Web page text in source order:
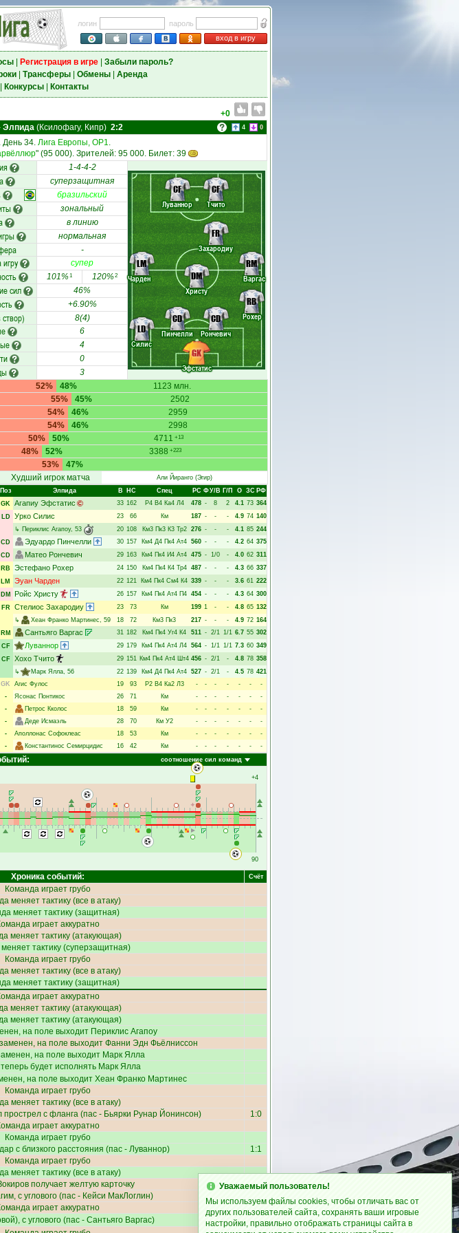
логин
пароль
вход в игру
| Регистрация в игре| Забыли пароль?
| Трансферы| Обмены| Аренда
Конкурсы| Контакты
+0
Элпида(Ксилофагу, Кипр) 2:2 4 0
День 34. Лига Европы, ОР1.
" (95 000). Зрителей: 95 000. Билет: 39
1-4-4-2
Эфстатис
Силис
Пинчелли Рончевич
Рохер
Чарден
Христу
Захародиу
Варгас
Луваннор Тчито
GK
LD
CD CD
RB
LM
DM
FR
RM
CF CF
суперзащитная
бразильский
зональный
в линию
нормальная
-
супер
101%1 120%2
сил
46%
+6.90%
8(4)
6
4
0
3
52% 1123 млн.
48%
55% 2502
45%
54% 2959
46%
54% 2998
46%
50% 4711 +13
50%
48% 3388 +223
52%
53%
47%
Худший игрок матча Али Йиранго (Эгир)
Поз Элпида В НC Спец РC ФУ/В Г/П О ЗС РФ
GK Агапиу Эфстатис 33 162 Р4 В4 Ка4 Л4 478 - 8 2 4.1 73 364
LD
Урко Силис 23 66 Км 187 - - - 4.9 74 140
↳ Периклис Агапоу, 53 20 108 Км3 Пк3 К3 Тр2 276 - - - 4.1 85 244
CD
Эдуардо Пинчелли 30 157 Км4 Д4 Пк4 Ат4 560 - - - 4.2 64 375
CD
Матео Рончевич 29 163 Км4 Пк4 И4 Ат4 475 - 1/0 - 4.0 62 311
RB
Эстефано Рохер 24 150 Км4 Пк4 К4 Тр4 487 - - - 4.3 66 337
LM
Эуан Чарден 22 121 Км4 Пк4 См4 К4 339 - - - 3.6 61 222
DM
Ройс Христу 26 157 Км4 Пк4 Ат4 П4 454 - - - 4.3 64 300
FR
Стелиос Захародиу 23 73 Км 199 1 - - 4.8 65 132
↳
Хеан Франко Мартинес, 59 18 72 Км3 Пк3 217 - - - 4.9 72 164
RM
Сантьяго Варгас 31 182 Км4 Пк4 Уг4 К4 511 - 2/1 1/1 6.7 55 302
CF
Луваннор 29 179 Км4 Пк4 Ат4 Л4 564 - 1/1 1/1 7.3 60 349
CF
Хохо Тчито 29 151 Км4 Пк4 Ат4 Шт4 456 - 2/1 - 4.8 78 358
↳
Марк Ялла, 56 22 139 Км4 Д4 Пк4 Ат4 527 - 2/1 - 4.5 78 421
GK
Агис Фулос 19 93 Р2 В4 Ка2 Л3 - - - - - -
-
-
Ясонас Понтикос 26 71 Км - - - - - -
-
-
Петрос Кколос 18 59 Км - - - - - -
-
-
Деде Исмаэль 28 70 Км У2 - - - - - -
-
-
Аполлонас Софоклеас 18 53 Км - - - - - -
-
-
Константинос Семирцидис 16 42 Км - - - - - -
-
соотношение сил команд
+4
90
Хроника событий: Счёт
Команда играет грубо
меняет тактику (все в атаку)
меняет тактику (защитная)
играет аккуратно
меняет тактику (атакующая)
тактику (суперзащитная)
Команда играет грубо
меняет тактику (все в атаку)
меняет тактику (защитная)
играет аккуратно
меняет тактику (атакующая)
меняет тактику (атакующая)
на поле выходит Периклис Агапоу
заменен, на поле выходит Фанни Эдн Фьёлниссон
на поле выходит Марк Ялла
будет исполнять Марк Ялла
на поле выходит Хеан Франко Мартинес
Команда играет грубо
меняет тактику (все в атаку)
прострел с фланга (пас - Бьярки Рунар Йонинсон) 1:0
играет аккуратно
Команда играет грубо
с близкого расстояния (пас - Луваннор) 1:1
Команда играет грубо
меняет тактику (все в атаку)
получает желтую карточку
, с углового (пас - Кейси МакЛоглин)
играет аккуратно
с углового (пас - Сантьяго Варгас) 2:2
Уважаемый пользователь!
Мы используем файлы cookies, чтобы отличать вас от
других пользователей сайта, сохранять ваши игровые
настройки, правильно отображать страницы сайта в